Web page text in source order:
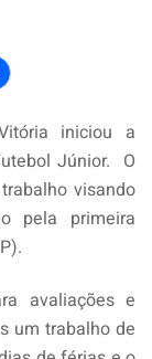
iniciou a
Júnior. O
visando
pela primeira
avaliações e
um trabalho de